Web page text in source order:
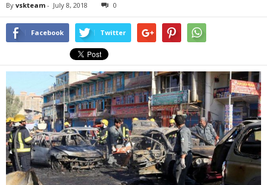
By vskteam - July 8, 2018 0
Facebook Twitter